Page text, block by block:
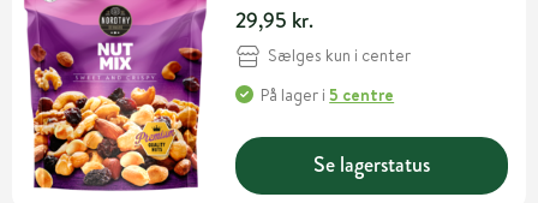
29,95 kr.
Sælges kun i center
På lager i5 centre
Se lagerstatus